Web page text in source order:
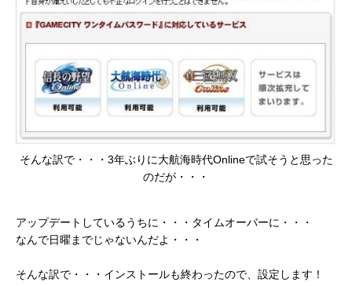
そんな訳で・・・3年ぶりに大航海時代Onlineで試そうと思った
のだが・・・
アップデートしているうちに・・・タイムオーバーに・・・
なんで日曜までじゃないんだよ・・・
そんな訳で・・・インストールも終わったので、設定します！